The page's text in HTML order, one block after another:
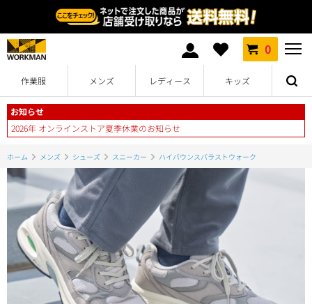
0
作業服 メンズ レディース キッズ
お知らせ
2026年 オンラインストア夏季休業のお知らせ
ホーム メンズ シューズ スニーカー ハイバウンスバラストウォーク